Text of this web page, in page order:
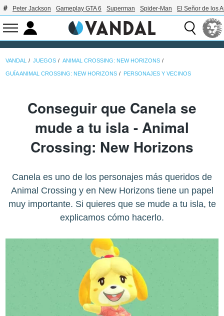
Peter Jackson Gameplay GTA 6 Superman Spider-Man El Señor de los
VANDAL JUEGOS ANIMAL CROSSING: NEW HORIZONS
GUÍA ANIMAL CROSSING: NEW HORIZONS PERSONAJES Y VECINOS
Conseguir que Canela se
mude a tu isla - Animal
Crossing: New Horizons
Canela es uno de los personajes más queridos de
Animal Crossing y en New Horizons tiene un papel
muy importante. Si quieres que se mude a tu isla, te
explicamos cómo hacerlo.